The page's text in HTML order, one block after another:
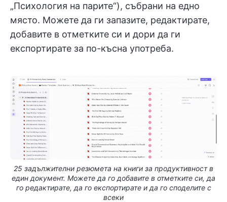
„Психология на парите“), събрани на едно
място. Можете да ги запазите, редактирате,
добавите в отметките си и дори да ги
експортирате за по-късна употреба.
25 задължителни резюмета на книги за продуктивност в
един документ. Можете да го добавите в отметките си, да
го редактирате, да го експортирате и да го споделите с
всеки